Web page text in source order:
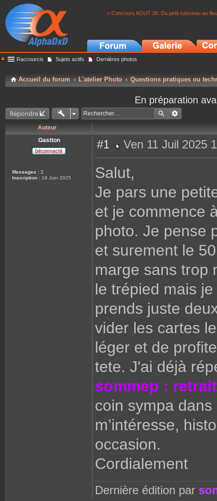
> Concours AOUT 26: Du petit ruisseau au
Raccourcis Sujets actifs Dernières photos
Accueil du forum L'atelier Photo Questions pratiques ou
En préparation
Répondre
Auteur
Gastton
Messages : 2
Inscription : 19 Juin 2025
#1
e
Ven 11 Juil 2025
Salut,
Je pars une
et je commence
photo. Je pense
et surement le
marge sans trop
le trépied mais
prends juste
vider les cartes
léger et de
tete. J'ai déjà
sommep :
coin sympa
m’intéresse,
occasion.
Cordialement
Dernière édition par